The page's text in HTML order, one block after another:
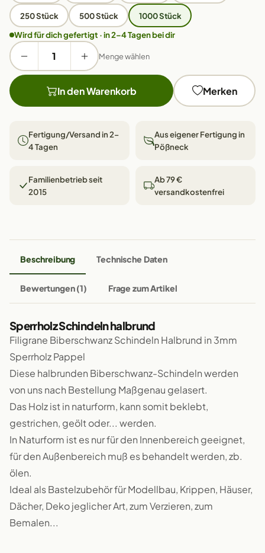
250 Stück 500 Stück
1000 Stück
Wird für dich gefertigt · in 2–4 Tagen bei dir
Menge wählen
In den Warenkorb Merken
Fertigung/Versand in 2–
4 Tagen
Aus eigener Fertigung in
Pößneck
Familienbetrieb seit
2015
Ab 79 €
versandkostenfrei
Beschreibung Technische Daten
Bewertungen (1) Frage zum Artikel
Sperrholz Schindeln halbrund
Filigrane Biberschwanz Schindeln Halbrund in 3mm
Sperrholz Pappel
Diese halbrunden Biberschwanz-Schindeln werden
von uns nach Bestellung Maßgenau gelasert.
Das Holz ist in naturform, kann somit beklebt,
gestrichen, geölt oder... werden.
In Naturform ist es nur für den Innenbereich geeignet,
für den Außenbereich muß es behandelt werden, zb.
ölen.
Ideal als Bastelzubehör für Modellbau, Krippen, Häuser,
Dächer, Deko jeglicher Art, zum Verzieren, zum
Bemalen...